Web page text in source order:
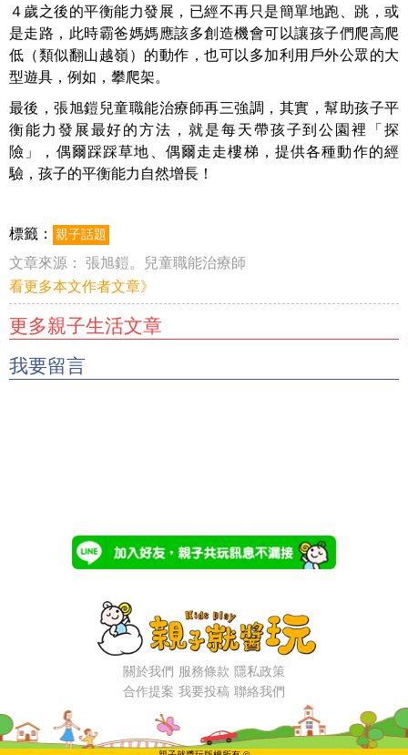
４歲之後的平衡能力發展，已經不再只是簡單地跑、跳，或
是走路，此時霸爸媽媽應該多創造機會可以讓孩子們爬高爬
低（類似翻山越嶺）的動作，也可以多加利用戶外公眾的大
型遊具，例如，攀爬架。
最後，張旭鎧兒童職能治療師再三強調，其實，幫助孩子平
衡能力發展最好的方法，就是每天帶孩子到公園裡「探
險」，偶爾踩踩草地、偶爾走走樓梯，提供各種動作的經
驗，孩子的平衡能力自然增長！
標籤： 親子話題
文章來源：
張旭鎧。兒童職能治療師
看更多本文作者文章》
更多親子生活文章
我要留言
關於我們 服務條款 隱私政策
合作提案 我要投稿 聯絡我們